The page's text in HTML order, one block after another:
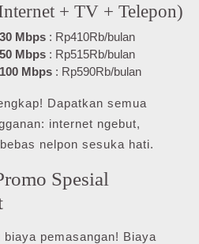
+ TV + Telepon)
Mbps : Rp410Rb/bulan
Mbps : Rp515Rb/bulan
Mbps : Rp590Rb/bulan
Dapatkan semua
internet ngebut,
nelpon sesuka hati.
Spesial
pemasangan! Biaya